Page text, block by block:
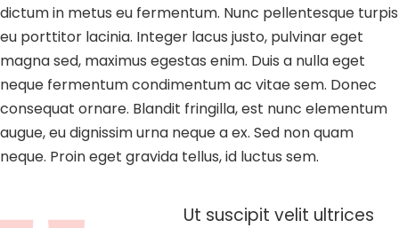
dictum in metus eu fermentum. Nunc pellentesque turpis
eu porttitor lacinia. Integer lacus justo, pulvinar eget
magna sed, maximus egestas enim. Duis a nulla eget
neque fermentum condimentum ac vitae sem. Donec
consequat ornare. Blandit fringilla, est nunc elementum
augue, eu dignissim urna neque a ex. Sed non quam
neque. Proin eget gravida tellus, id luctus sem.
Ut suscipit velit ultrices